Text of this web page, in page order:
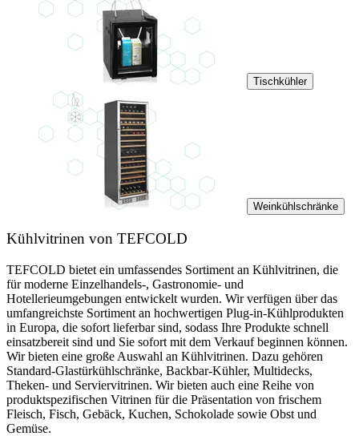
Tischkühler
Weinkühlschränke
Kühlvitrinen von TEFCOLD
TEFCOLD bietet ein umfassendes Sortiment an Kühlvitrinen, die
für moderne Einzelhandels-, Gastronomie- und
Hotellerieumgebungen entwickelt wurden. Wir verfügen über das
umfangreichste Sortiment an hochwertigen Plug-in-Kühlprodukten
in Europa, die sofort lieferbar sind, sodass Ihre Produkte schnell
einsatzbereit sind und Sie sofort mit dem Verkauf beginnen können.
Wir bieten eine große Auswahl an Kühlvitrinen. Dazu gehören
Standard-Glastürkühlschränke, Backbar-Kühler, Multidecks,
Theken- und Serviervitrinen. Wir bieten auch eine Reihe von
produktspezifischen Vitrinen für die Präsentation von frischem
Fleisch, Fisch, Gebäck, Kuchen, Schokolade sowie Obst und
Gemüse.